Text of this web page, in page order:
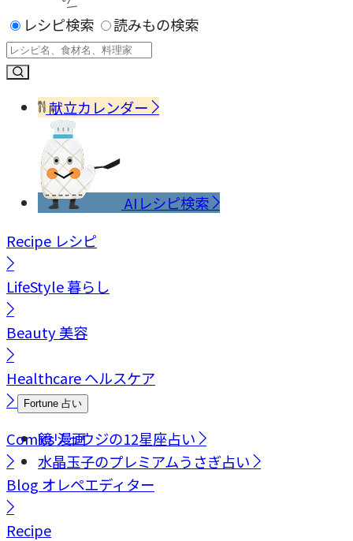
レシピ検索 読みもの検索
献立カレンダー
AIレシピ検索
Recipe レシピ
LifeStyle暮らし
Beauty美容
Healthcareヘルスケア
Fortune 占い
鏡リュウジの12星座占い
水晶玉子のプレミアムうさぎ占い
Comics漫画
Blog オレペエディター
Recipe